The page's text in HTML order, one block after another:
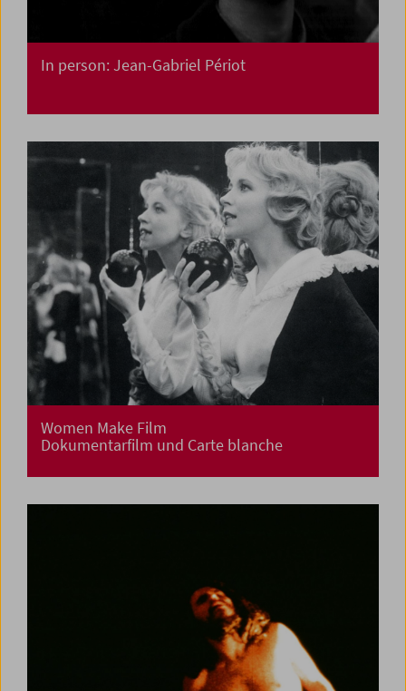
In person: Jean-Gabriel Périot
Women Make Film
Dokumentarfilm und Carte blanche